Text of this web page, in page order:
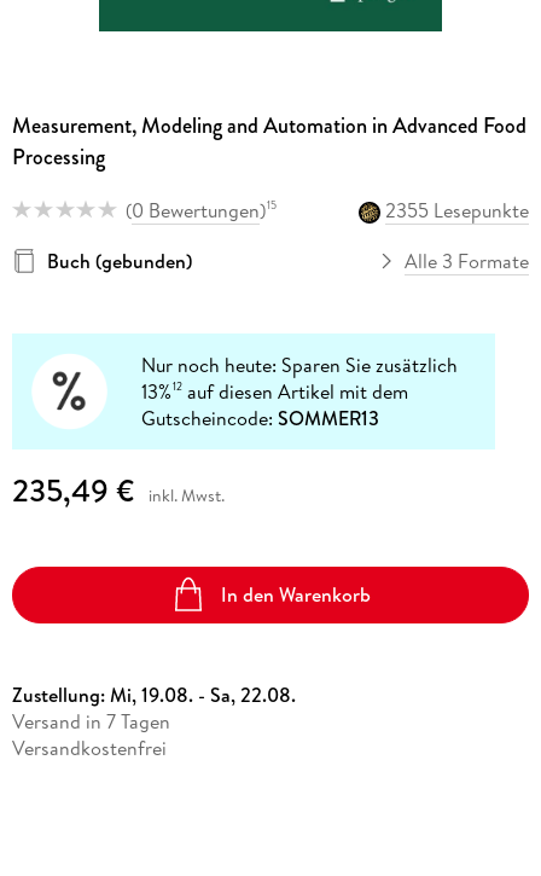
Measurement, Modeling and Automation in Advanced Food
Processing
(0 Bewertungen)15
2355 Lesepunkte
Buch (gebunden)
Alle 3 Formate
Nur noch heute: Sparen Sie zusätzlich
13%12 auf diesen Artikel mit dem
Gutscheincode:SOMMER13
235,49 € inkl. Mwst.
In den Warenkorb
Zustellung:Mi, 19.08. - Sa, 22.08.
Versand in 7 Tagen
Versandkostenfrei